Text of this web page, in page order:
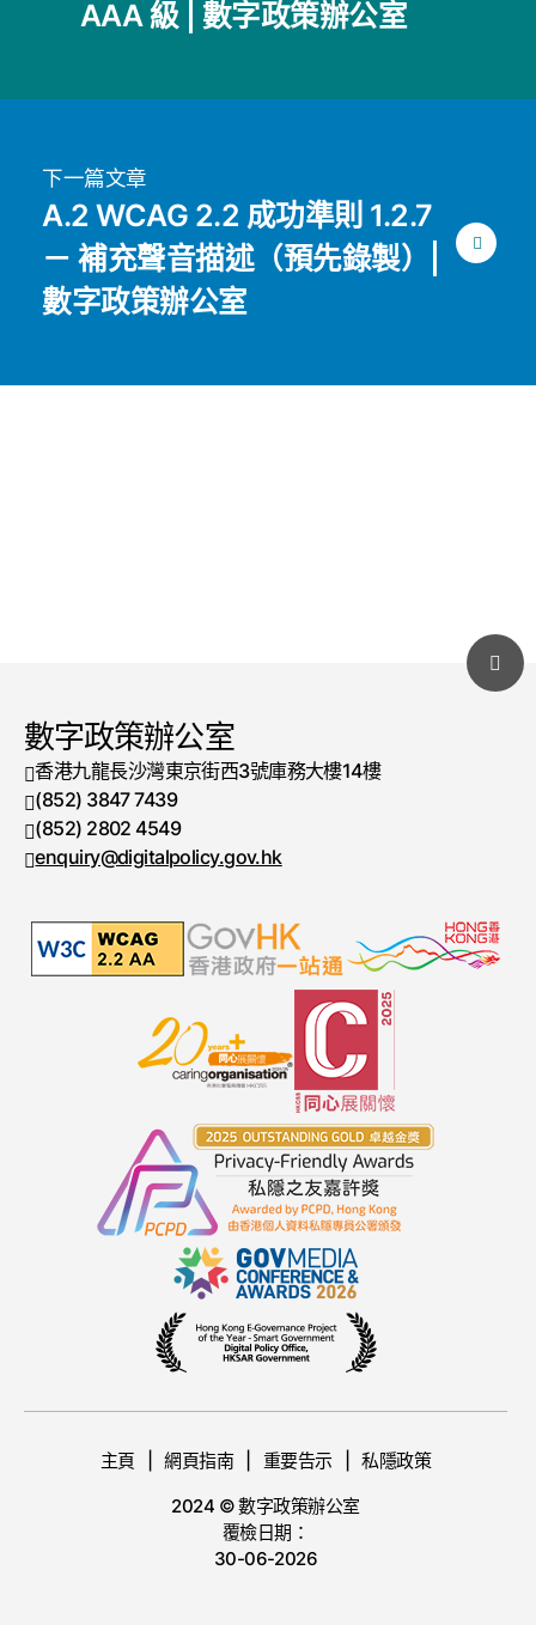
AAA 級 | 數字政策辦公室
下一篇文章
A.2 WCAG 2.2 成功準則 1.2.7
－ 補充聲音描述（預先錄製）|
數字政策辦公室
數字政策辦公室
香港九龍長沙灣東京街西3號庫務大樓14樓
電話號碼
(852) 3847 7439
傳真號碼
(852) 2802 4549
enquiry@digitalpolicy.gov.hk
主頁 網頁指南 重要告示
私隱政策
2024 © 數字政策辦公室
覆檢日期：
30-06-2026